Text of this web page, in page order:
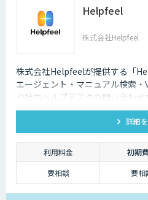
Helpfeel
株式会社Helpfeel
株式会社Helpfeelが提供する「
エージェント・マニュアル検索
や社内ヘルプデスクの問い合わ
テムです。特許技術と手厚い伴
詳細
利用料金 初期
要相談
要相